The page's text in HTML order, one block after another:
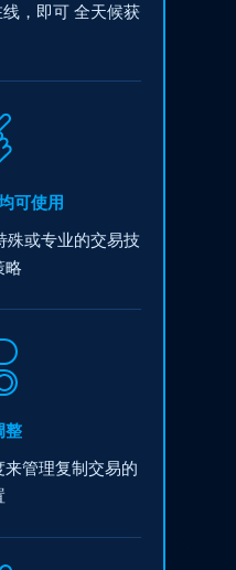
，即可 全天候获
可使用
殊或专业的交易技
略
整
管理复制交易的